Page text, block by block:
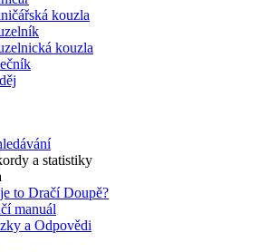
kouzla
kouzla
a statistiky
to Dračí Doupě?
manuál
a Odpovědi